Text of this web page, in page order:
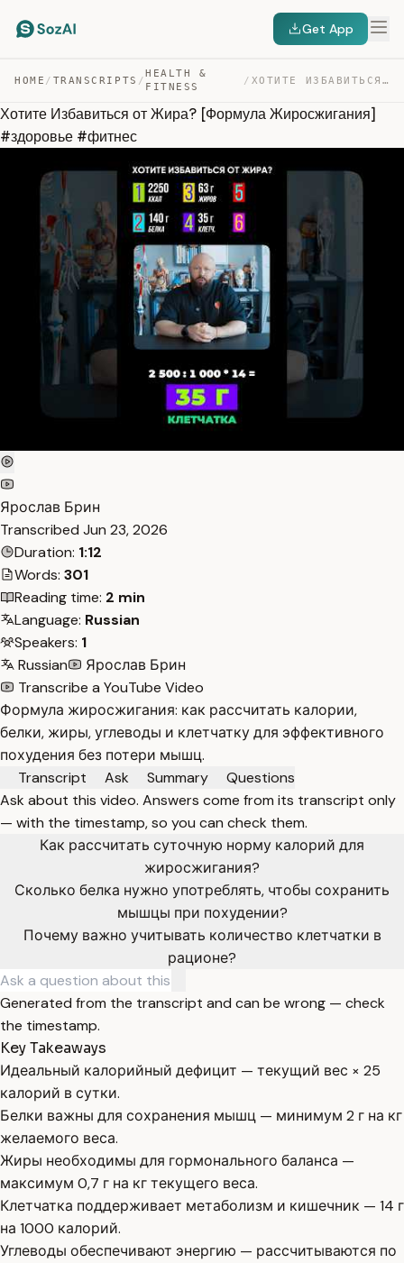
Get App
HOME / TRANSCRIPTS /
HEALTH &
FITNESS
/ ХОТИТЕ ИЗБАВИТЬСЯ ОТ ЖИРА? [ФОРМУЛА ЖИРОСЖИГАНИЯ] #ЗДОР… — TRANSCRIPT
Хотите Избавиться от Жира? [Формула Жиросжигания]
#здоровье #фитнес
Ярослав Брин
Transcribed Jun 23, 2026
Duration: 1:12
Words: 301
Reading time: 2 min
Language: Russian
Speakers: 1
Russian
Ярослав Брин
Transcribe a YouTube Video
Формула жиросжигания: как рассчитать калории,
белки, жиры, углеводы и клетчатку для эффективного
похудения без потери мышц.
Transcript
Ask Summary
Questions
Ask about this video. Answers come from its transcript only
— with the timestamp, so you can check them.
Как рассчитать суточную норму калорий для
жиросжигания?
Сколько белка нужно употреблять, чтобы сохранить
мышцы при похудении?
Почему важно учитывать количество клетчатки в
рационе?
Generated from the transcript and can be wrong — check
the timestamp.
Key Takeaways
Идеальный калорийный дефицит — текущий вес × 25
калорий в сутки.
Белки важны для сохранения мышц — минимум 2 г на кг
желаемого веса.
Жиры необходимы для гормонального баланса —
максимум 0,7 г на кг текущего веса.
Клетчатка поддерживает метаболизм и кишечник — 14 г
на 1000 калорий.
Углеводы обеспечивают энергию — рассчитываются по